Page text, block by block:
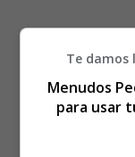
Te damos
Menudos
para usar